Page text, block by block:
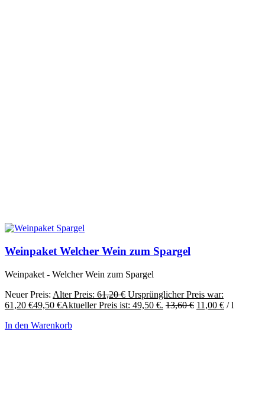
Weinpaket Welcher Wein zum Spargel
Weinpaket - Welcher Wein zum Spargel
Neuer Preis: Alter Preis: 61,20€ Ursprünglicher Preis war:
61,20 €49,50 €Aktueller Preis ist: 49,50 €. 13,60€ 11,00 € /l
In den Warenkorb